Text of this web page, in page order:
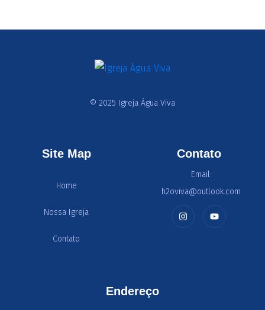
© 2025 Igreja Água Viva
Site Map
Home
Nossa Igreja
Contato
Contato
Email:
h2oviva@outlook.com
Endereço